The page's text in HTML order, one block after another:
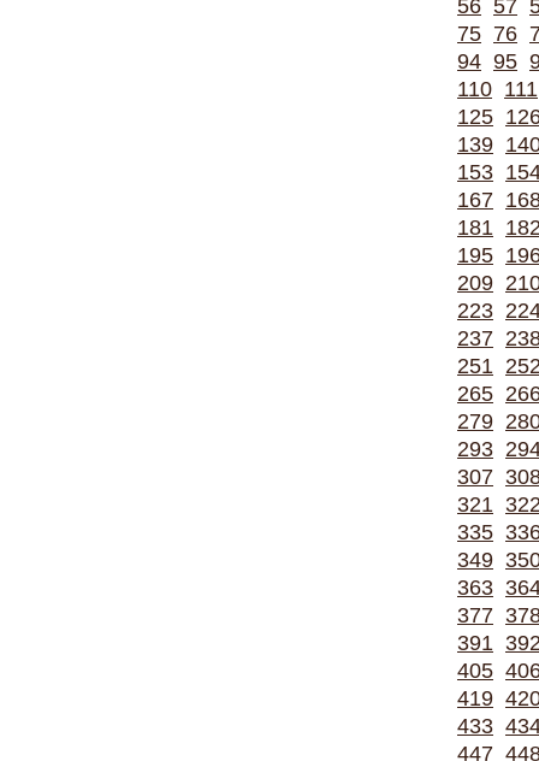
56 57
75 76
94 95
110 111
125
139
153
167
181
195
209
223
237
251
265
279
293
307
321
335
349
363
377
391
405
419
433
447